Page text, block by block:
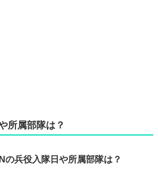
所属部隊は？
兵役入隊日や所属部隊は？